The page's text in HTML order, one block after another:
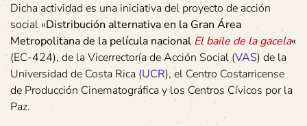
Dicha actividad es una iniciativa del proyecto de acción
social «Distribución alternativa en la Gran Área
Metropolitana de la película nacional El baile de la gacela«
(EC-424), de la Vicerrectoría de Acción Social (VAS) de la
Universidad de Costa Rica (UCR), el Centro Costarricense
de Producción Cinematográfica y los Centros Cívicos por la
Paz.